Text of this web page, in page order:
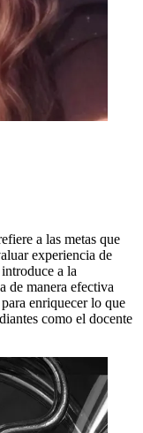
a las metas que
experiencia de
a la
de manera efectiva
enriquecer lo que
como el docente